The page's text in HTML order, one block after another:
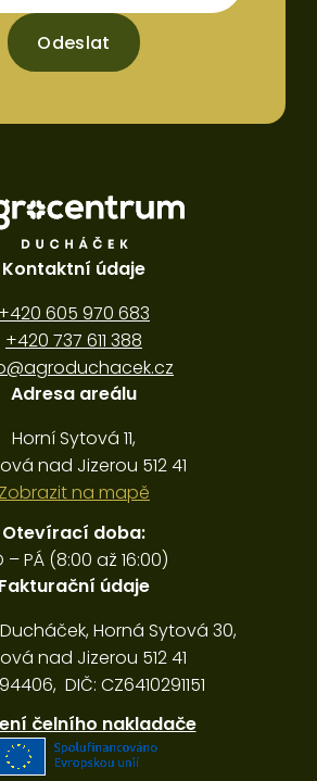
Odeslat
Kontaktní údaje
+420 605 970 683
+420 737 611 388
Adresa areálu
Horní Sytová 11,
nad Jizerou 512 41
Zobrazit na mapě
Otevírací doba:
– PÁ (8:00 až 16:00)
Fakturační údaje
Horná Sytová 30,
nad Jizerou 512 41
DIČ: CZ6410291151
čelního nakladače